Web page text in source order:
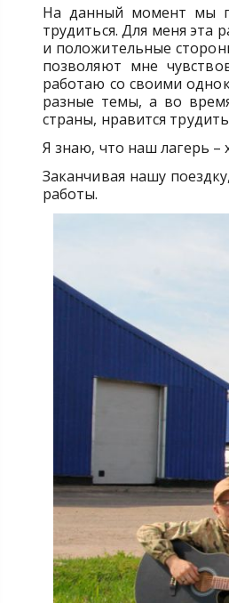
На данный момент мы
трудиться. Для меня эта
и положительные
позволяют мне
работаю со своими
разные темы, а во
страны, нравится
Я знаю, что наш лагерь –
Заканчивая нашу
работы.